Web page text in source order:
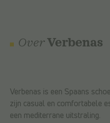
OverVerbenas
Verbenas is een Spaans
zijn casual en comfortabele
een mediterrane uitstraling.